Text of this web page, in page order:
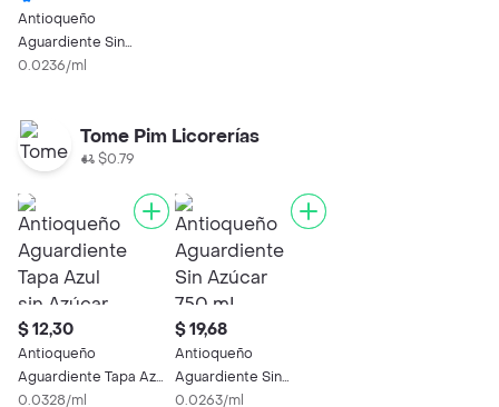
Antioqueño
Aguardiente Sin
Azúcar 750 mL
0.0236/ml
Tome Pim Licorerías
$0.79
$ 12,30
Antioqueño
Aguardiente Tapa Azul
sin Azúcar
0.0328/ml
$ 19,68
Antioqueño
Aguardiente Sin
Azúcar 750 mL
0.0263/ml